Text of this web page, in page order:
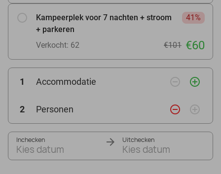
Kampeerplek voor 7 nachten + stroom
+ parkeren
41%
Verkocht: 62 €101 €60
1 Accommodatie remove_circle_outline add_circle_outline
2 Personen remove_circle_outline add_circle_outline
Inchecken
Kies datum
Uitchecken
Kies datum